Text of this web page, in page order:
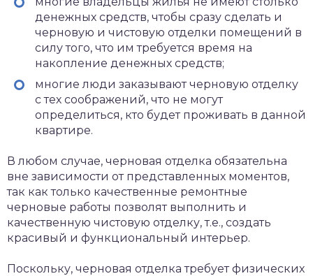
денежных средств, чтобы сразу сделать и
черновую и чистовую отделки помещений в
силу того, что им требуется время на
накопление денежных средств;
многие люди заказывают черновую отделку
с тех соображений, что не могут
определиться, кто будет проживать в данной
квартире.
В любом случае, черновая отделка обязательна
вне зависимости от представленных моментов,
так как только качественные ремонтные
черновые работы позволят выполнить и
качественную чистовую отделку, т.е., создать
красивый и функциональный интерьер.
Поскольку, черновая отделка требует физических